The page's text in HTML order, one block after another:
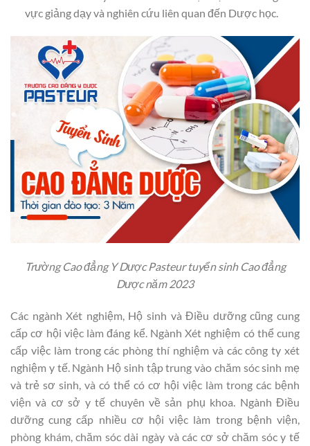
vực giảng dạy và nghiên cứu liên quan đến Dược học.
Trường Cao đẳng Y Dược Pasteur tuyển sinh Cao đẳng
Dược năm 2023
Các ngành Xét nghiệm, Hộ sinh và Điều dưỡng cũng cung
cấp cơ hội việc làm đáng kể. Ngành Xét nghiệm có thể cung
cấp việc làm trong các phòng thí nghiệm và các công ty xét
nghiệm y tế. Ngành Hộ sinh tập trung vào chăm sóc sinh mẹ
và trẻ sơ sinh, và có thể có cơ hội việc làm trong các bệnh
viện và cơ sở y tế chuyên về sản phụ khoa. Ngành Điều
dưỡng cung cấp nhiều cơ hội việc làm trong bệnh viện,
phòng khám, chăm sóc dài ngày và các cơ sở chăm sóc y tế